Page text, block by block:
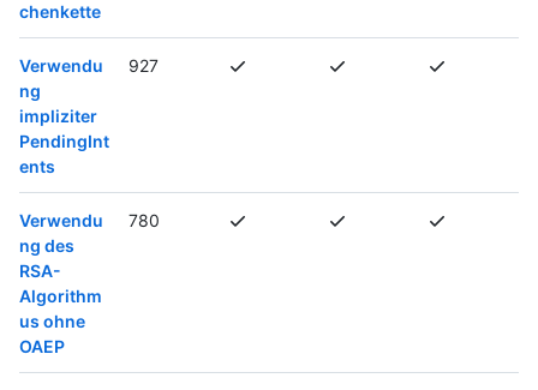
chenkette
Verwendu
ng
impliziter
PendingInt
ents
927
Verwendu
ng des
RSA-
Algorithm
us ohne
OAEP
780